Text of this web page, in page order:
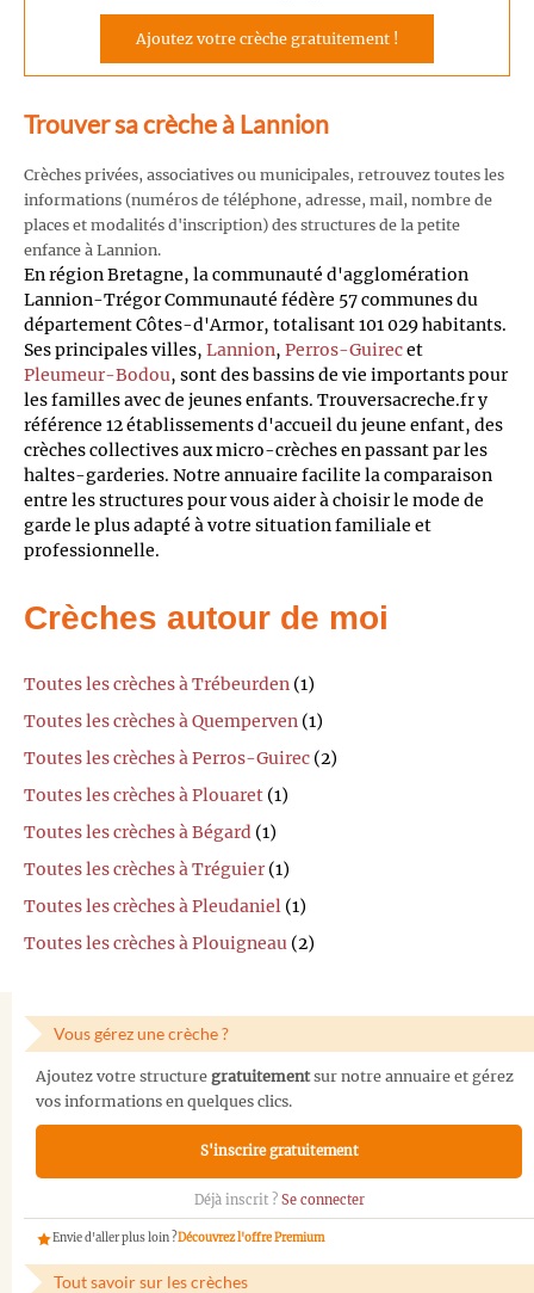
Ajoutez votre crèche gratuitement !
Trouver sa crèche à Lannion
Crèches privées, associatives ou municipales, retrouvez toutes les
informations (numéros de téléphone, adresse, mail, nombre de
places et modalités d'inscription) des structures de la petite
enfance à Lannion.
En région Bretagne, la communauté d'agglomération
Lannion-Trégor Communauté fédère 57 communes du
département Côtes-d'Armor, totalisant 101 029 habitants.
Ses principales villes, Lannion, Perros-Guirecet
Pleumeur-Bodou, sont des bassins de vie importants pour
les familles avec de jeunes enfants. Trouversacreche.fr y
référence 12 établissements d'accueil du jeune enfant, des
crèches collectives aux micro-crèches en passant par les
haltes-garderies. Notre annuaire facilite la comparaison
entre les structures pour vous aider à choisir le mode de
garde le plus adapté à votre situation familiale et
professionnelle.
Crèches autour de moi
Toutes les crèches à Trébeurden (1)
Toutes les crèches à Quemperven (1)
Toutes les crèches à Perros-Guirec (2)
Toutes les crèches à Plouaret (1)
Toutes les crèches à Bégard (1)
Toutes les crèches à Tréguier (1)
Toutes les crèches à Pleudaniel (1)
Toutes les crèches à Plouigneau (2)
Vous gérez une crèche ?
Ajoutez votre structure gratuitementsur notre annuaire et gérez
vos informations en quelques clics.
S'inscrire gratuitement
Déjà inscrit ? Se connecter
Envie d'aller plus loin ?Découvrez l'offre Premium
Tout savoir sur les crèches